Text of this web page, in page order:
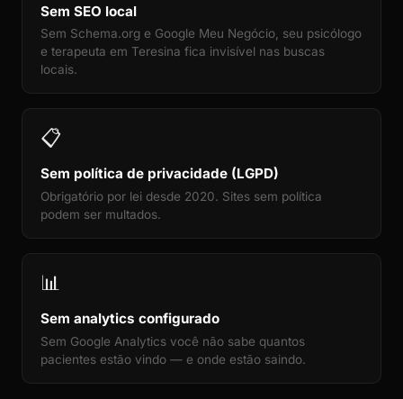
Sem SEO local
Sem Schema.org e Google Meu Negócio, seu psicólogo
e terapeuta em Teresina fica invisível nas buscas
locais.
📋
Sem política de privacidade (LGPD)
Obrigatório por lei desde 2020. Sites sem política
podem ser multados.
📊
Sem analytics configurado
Sem Google Analytics você não sabe quantos
pacientes estão vindo — e onde estão saindo.